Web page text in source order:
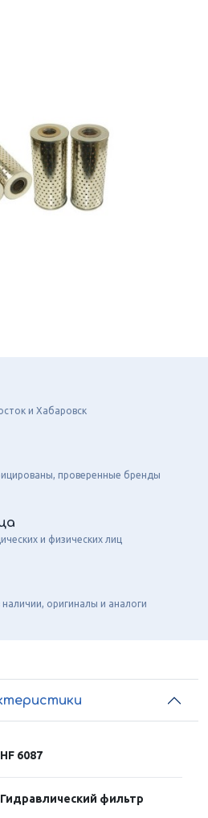
и Хабаровск
проверенные бренды
и физических лиц
оригиналы и аналоги
HF 6087
Гидравлический фильтр